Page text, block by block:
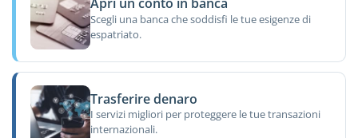
Apri un conto in banca
Scegli una banca che soddisfi le tue esigenze di
espatriato.
Trasferire denaro
I servizi migliori per proteggere le tue transazioni
internazionali.